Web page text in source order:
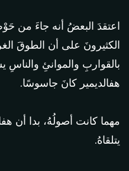
اعتقدَ البعضُ أنه جاءَ من
الكثيرونَ على أن الطوقَ
بالقواربِ والموانئِ
هفالديمير كانَ جاسوسًا.
مهما كانت أصولُهُ، بدا أن
يتلقاهُ.